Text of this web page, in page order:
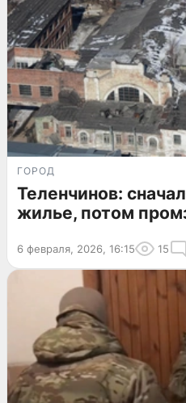
ГОРОД
Теленчинов:
жилье, потом
6 февраля, 2026, 16:15 15